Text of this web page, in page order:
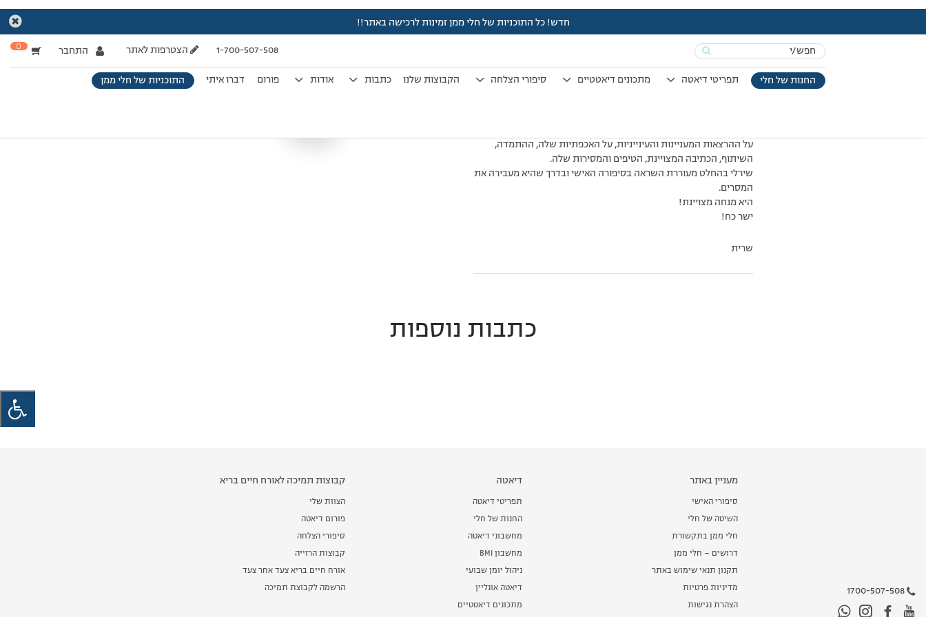
חדש! כל התוכניות של חלי ממן זמינות לרכישה באתר!!
Search
for:
1-700-507-508 הצטרפות לאתר התחבר 0
החנות של חלי תפריטי דיאטה מתכונים דיאטטיים סיפורי הצלחה הקבוצות שלנו כתבות אודות פורום דברו איתי התוכניות של חלי ממן
עמוד הבית>מכתבי תודה>שרית מזרחי
שרית מזרחי
שלום רב,
על ההרצאות המעניינות והעינייניות, על האכפתיות שלה, ההתמדה,
השיתוף, הכתיבה המצויינת, הטיפים והמסירות שלה.
שירלי בהחלט מעוררת השראה בסיפורה האישי ובדרך שהיא מעבירה את
המסרים.
היא מנחה מצויינת!
ישר כח!
שרית
כתבות נוספות
1700-507-508
מעניין באתר
סיפורי האישי
השיטה של חלי
חלי ממן בתקשורת
דרושים – חלי ממן
תקנון תנאי שימוש באתר
מדיניות פרטיות
הצהרת נגישות
דיאטה
תפריטי דיאטה
החנות של חלי
מחשבוני דיאטה
מחשבון BMI
ניהול יומן שבועי
דיאטה אונליין
מתכונים דיאטטיים
קבוצות תמיכה לאורח חיים בריא
הצוות שלי
פורום דיאטה
סיפורי הצלחה
קבוצות הרזייה
אורח חיים בריא צעד אחר צעד
הרשמה לקבוצת תמיכה